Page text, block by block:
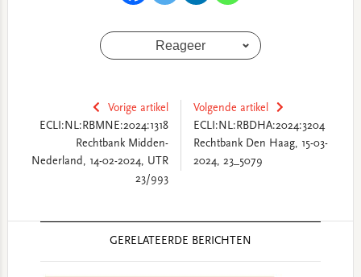
Reageer
Vorige artikel
ECLI:NL:RBMNE:2024:1318
Rechtbank Midden-
Nederland, 14-02-2024, UTR
23/993
Volgende artikel
ECLI:NL:RBDHA:2024:3204
Rechtbank Den Haag, 15-03-
2024, 23_5079
GERELATEERDE BERICHTEN